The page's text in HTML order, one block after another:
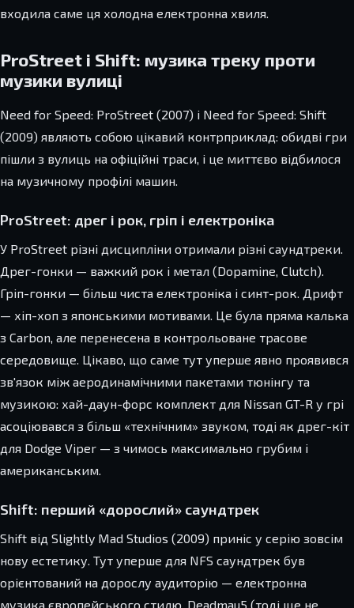
входила саме ця холодна електронна хвиля.
ProStreet і Shift: музика треку проти
музики вулиці
Need for Speed: ProStreet (2007) і Need for Speed: Shift
(2009) являють собою цікавий контрприклад: обидві гри
пішли з вулиць на офіційні траси, і це миттєво відбилося
на музичному профілі машин.
ProStreet: дрег і рок, гріп і електроніка
У ProStreet різні дисципліни отримали різні саундтреки.
Дрег-гонки — важкий рок і метал (Dopamine, Clutch).
Гріп-гонки — більш чиста електроніка і синт-рок. Дрифт
— хіп-хоп з японськими мотивами. Це була пряма калька
з Carbon, але перенесена в контрольоване трасове
середовище. Цікаво, що саме тут уперше явно проявився
зв'язок між аеродинамічними пакетами тюнінгу та
музикою: хай-даун-форс комплект для Nissan GT-R у грі
асоціювався з більш «технічним» звуком, тоді як дрег-кіт
для Dodge Viper — з чимось максимально грубим і
американським.
Shift: перший «дорослий» саундтрек
Shift від Slightly Mad Studios (2009) приніс у серію зовсім
нову естетику. Тут уперше для NFS саундтрек був
орієнтований на дорослу аудиторію — електронна
музика європейського стилю, Deadmau5 (тоді ще не